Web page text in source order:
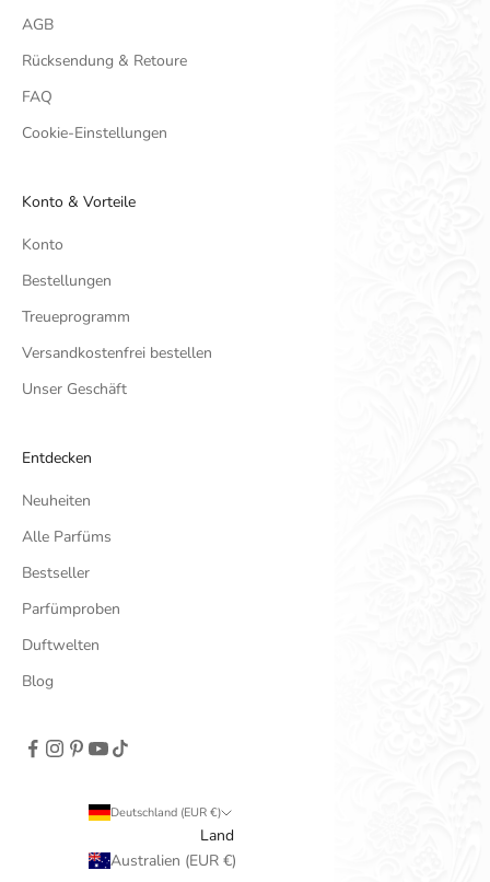
AGB
Rücksendung & Retoure
FAQ
Cookie-Einstellungen
Konto & Vorteile
Konto
Bestellungen
Treueprogramm
Versandkostenfrei bestellen
Unser Geschäft
Entdecken
Neuheiten
Alle Parfüms
Bestseller
Parfümproben
Duftwelten
Blog
Deutschland (EUR €)
Land
Australien (EUR €)